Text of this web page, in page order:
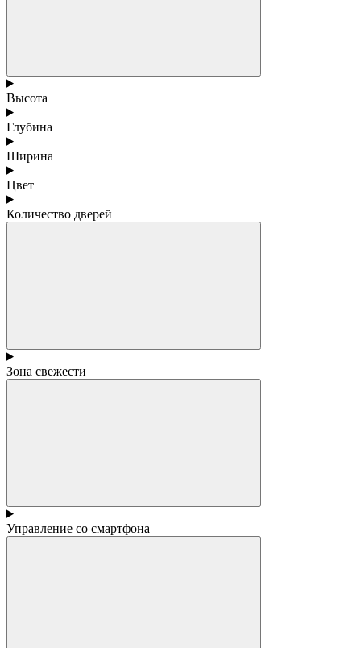
Высота
Глубина
Ширина
Цвет
Количество дверей
Зона свежести
Управление со смартфона